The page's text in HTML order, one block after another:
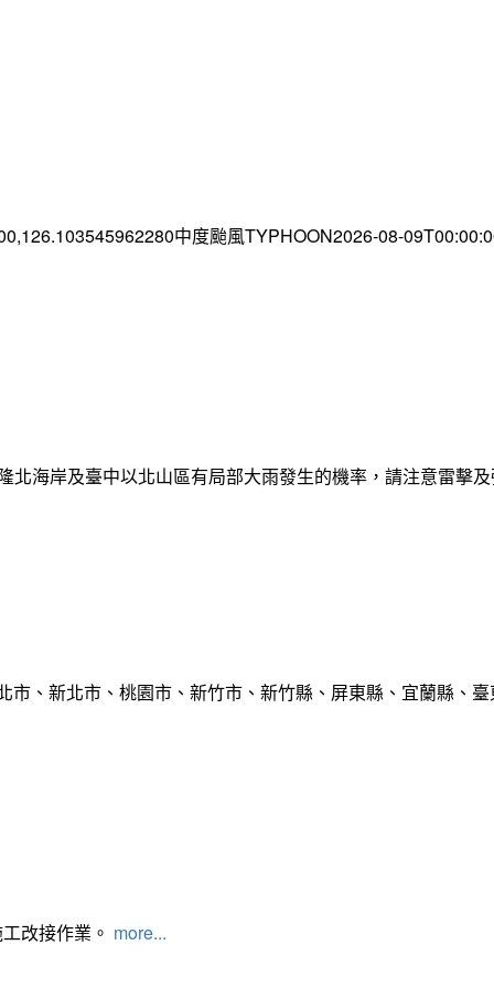
中度颱風TYPHOON2026-08-
北海岸及臺中以北山區有局部大雨發生的機率，請注意雷擊
、新北市、桃園市、新竹市、新竹縣、屏東縣、宜蘭縣、
改接作業。 more...